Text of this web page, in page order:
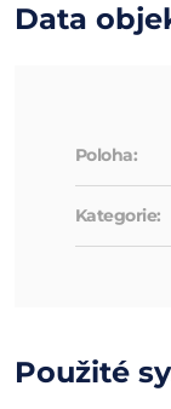
Data
Poloha:
Kategorie:
Použité